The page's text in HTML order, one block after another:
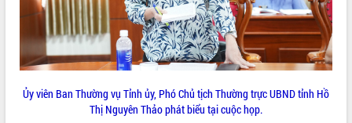
Đắk Lắk sơ kết 4 năm triển khai thực
hiện Đề án 06 của Chính phủ
Họp báo thông tin về Hội nghị Công bố
Quy hoạch và Xúc tiến đầu tư tỉnh Đắk
Khơi thông điểm nghẽn, đẩy nhanh
giải ngân vốn khắc phục thiên tai
Ủy viên Ban Thường vụ Tỉnh ủy, Phó Chủ tịch Thường trực UBND tỉnh Hồ
Thị Nguyên Thảo phát biểu tại cuộc họp.